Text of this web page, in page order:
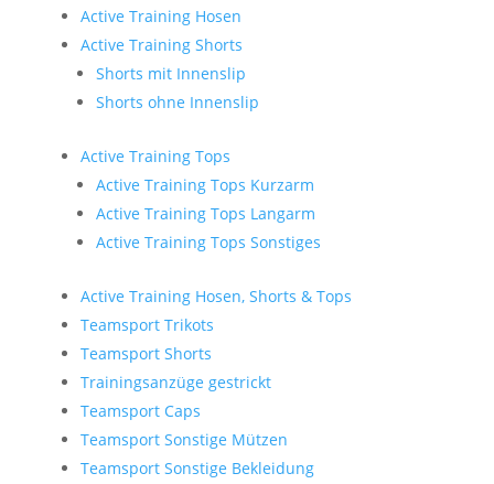
Active Training Hosen
Active Training Shorts
Shorts mit Innenslip
Shorts ohne Innenslip
Active Training Tops
Active Training Tops Kurzarm
Active Training Tops Langarm
Active Training Tops Sonstiges
Active Training Hosen, Shorts & Tops
Teamsport Trikots
Teamsport Shorts
Trainingsanzüge gestrickt
Teamsport Caps
Teamsport Sonstige Mützen
Teamsport Sonstige Bekleidung